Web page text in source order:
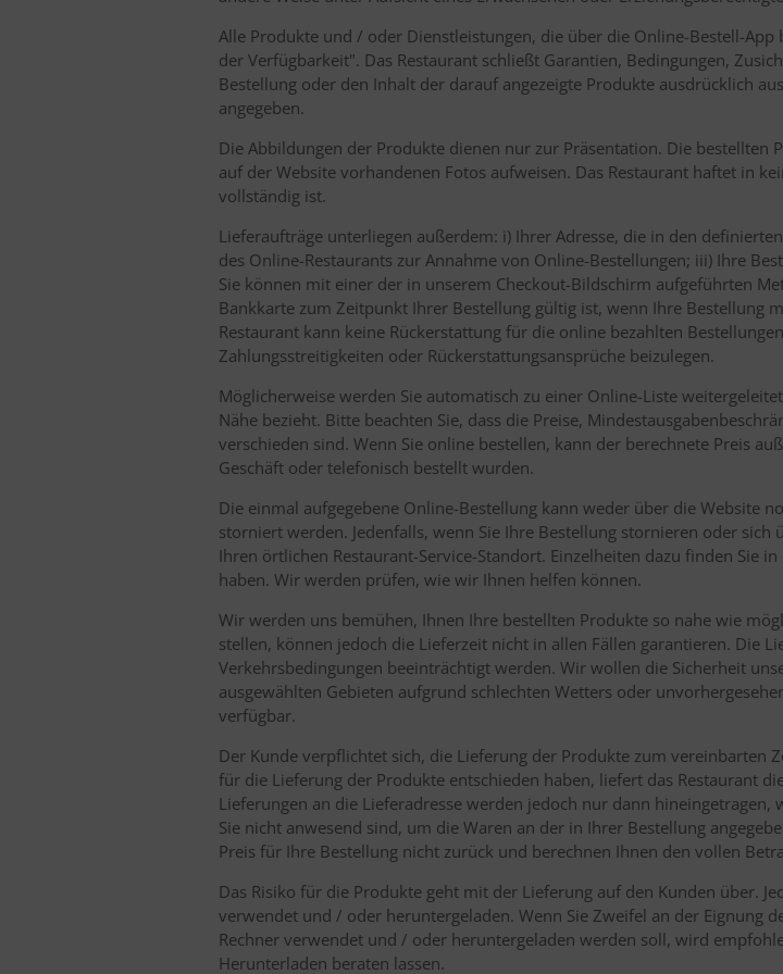
Alle Produkte und / oder Dienstleistungen, die über die Online-Bestell-
der Verfügbarkeit". Das Restaurant schließt Garantien, Bedingungen,
Bestellung oder den Inhalt der darauf angezeigte Produkte ausdrücklich
angegeben.
Die Abbildungen der Produkte dienen nur zur Präsentation. Die bestellten
auf der Website vorhandenen Fotos aufweisen. Das Restaurant haftet in
vollständig ist.
Lieferaufträge unterliegen außerdem: i) Ihrer Adresse, die in den
des Online-Restaurants zur Annahme von Online-Bestellungen; iii) Ihre
Sie können mit einer der in unserem Checkout-Bildschirm aufgeführten
Bankkarte zum Zeitpunkt Ihrer Bestellung gültig ist, wenn Ihre Bestellung
Restaurant kann keine Rückerstattung für die online bezahlten
Zahlungsstreitigkeiten oder Rückerstattungsansprüche beizulegen.
Möglicherweise werden Sie automatisch zu einer Online-Liste
Nähe bezieht. Bitte beachten Sie, dass die Preise,
verschieden sind. Wenn Sie online bestellen, kann der berechnete Preis
Geschäft oder telefonisch bestellt wurden.
Die einmal aufgegebene Online-Bestellung kann weder über die Website
storniert werden. Jedenfalls, wenn Sie Ihre Bestellung stornieren oder
Ihren örtlichen Restaurant-Service-Standort. Einzelheiten dazu finden Sie
haben. Wir werden prüfen, wie wir Ihnen helfen können.
Wir werden uns bemühen, Ihnen Ihre bestellten Produkte so nahe wie
stellen, können jedoch die Lieferzeit nicht in allen Fällen garantieren. Die
Verkehrsbedingungen beeinträchtigt werden. Wir wollen die Sicherheit
ausgewählten Gebieten aufgrund schlechten Wetters oder
verfügbar.
Der Kunde verpflichtet sich, die Lieferung der Produkte zum vereinbarten
für die Lieferung der Produkte entschieden haben, liefert das Restaurant
Lieferungen an die Lieferadresse werden jedoch nur dann
Sie nicht anwesend sind, um die Waren an der in Ihrer Bestellung
Preis für Ihre Bestellung nicht zurück und berechnen Ihnen den vollen
Das Risiko für die Produkte geht mit der Lieferung auf den Kunden über.
verwendet und / oder heruntergeladen. Wenn Sie Zweifel an der Eignung
Rechner verwendet und / oder heruntergeladen werden soll, wird
Herunterladen beraten lassen.